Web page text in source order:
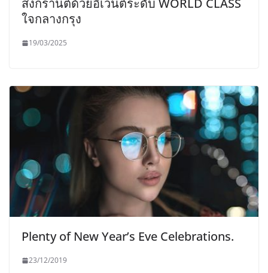
สงกรานต์ด้วยอีเวนต์ระดับ WORLD CLASS
ใจกลางกรุง
19/03/2025
Plenty of New Year’s Eve Celebrations.
23/12/2019